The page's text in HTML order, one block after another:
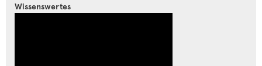
Wissenswertes